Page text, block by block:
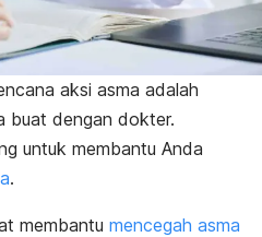
aksi asma adalah
buat dengan dokter.
untuk membantu Anda
.
membantu mencegah asma